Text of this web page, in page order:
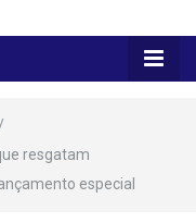
Lagos
/
resgatam
especial